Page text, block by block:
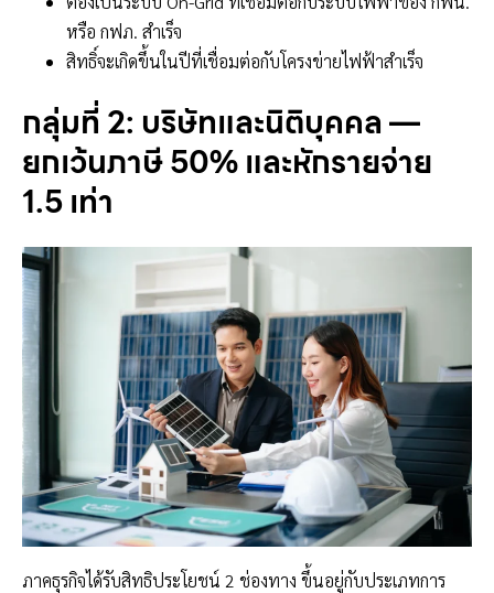
หรือ กฟภ. สำเร็จ
สิทธิ์จะเกิดขึ้นในปีที่เชื่อมต่อกับโครงข่ายไฟฟ้าสำเร็จ
กลุ่มที่ 2: บริษัทและนิติบุคคล —
ยกเว้นภาษี 50% และหักรายจ่าย
1.5 เท่า
ภาคธุรกิจได้รับสิทธิประโยชน์ 2 ช่องทาง ขึ้นอยู่กับประเภทการ